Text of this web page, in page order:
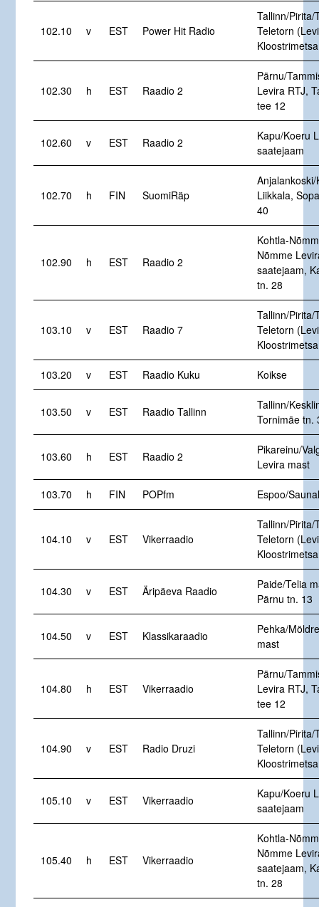
102.10 v EST Power Hit Radio
Tallinn/Pirita/
Teletorn
102.30 h EST Raadio 2
Pärnu/
Levira RTJ,
tee 12
102.60 v EST Raadio 2
Kapu/Koeru
saatejaam
102.70 h FIN SuomiRäp
Liikkala,
40
102.90 h EST Raadio 2
Kohtla-
Nõmme
saatejaam,
tn. 28
103.10 v EST Raadio 7
Tallinn/Pirita/
Teletorn
103.20 v EST Raadio Kuku Koikse
103.50 v EST Raadio Tallinn
Tallinn/
Tornimäe tn.
103.60 h EST Raadio 2
Pikareinu/
Levira mast
103.70 h FIN POPfm Espoo/
104.10 v EST Vikerraadio
Tallinn/Pirita/
Teletorn
104.30 v EST Äripäeva Raadio
Paide/Telia
Pärnu tn. 13
104.50 v EST Klassikaraadio
Pehka/
mast
104.80 h EST Vikerraadio
Pärnu/
Levira RTJ,
tee 12
104.90 v EST Radio Druzi
Tallinn/Pirita/
Teletorn
105.10 v EST Vikerraadio
Kapu/Koeru
saatejaam
105.40 h EST Vikerraadio
Kohtla-
Nõmme
saatejaam,
tn. 28